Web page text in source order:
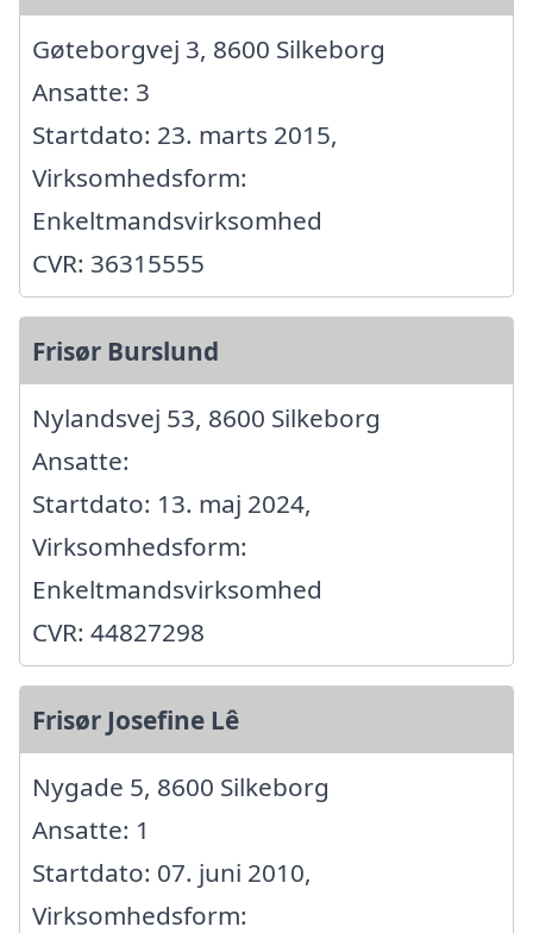
Gøteborgvej 3, 8600 Silkeborg
Ansatte: 3
Startdato: 23. marts 2015,
Virksomhedsform:
Enkeltmandsvirksomhed
CVR: 36315555
Frisør Burslund
Nylandsvej 53, 8600 Silkeborg
Ansatte:
Startdato: 13. maj 2024,
Virksomhedsform:
Enkeltmandsvirksomhed
CVR: 44827298
Frisør Josefine Lê
Nygade 5, 8600 Silkeborg
Ansatte: 1
Startdato: 07. juni 2010,
Virksomhedsform: